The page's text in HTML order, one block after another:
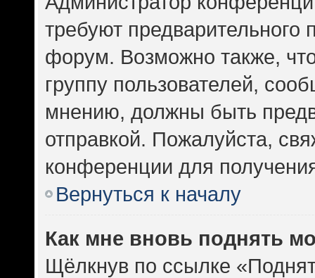
требуют предварительного
форум. Возможно также,
группу пользователей,
мнению, должны быть
отправкой. Пожалуйста,
конференции для
Вернуться к началу
Как мне вновь поднять
Щёлкнув по ссылке